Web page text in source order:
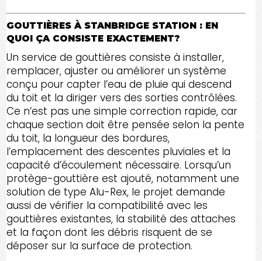
GOUTTIÈRES À STANBRIDGE STATION : EN
QUOI ÇA CONSISTE EXACTEMENT?
Un service de gouttières consiste à installer,
remplacer, ajuster ou améliorer un système
conçu pour capter l’eau de pluie qui descend
du toit et la diriger vers des sorties contrôlées.
Ce n’est pas une simple correction rapide, car
chaque section doit être pensée selon la pente
du toit, la longueur des bordures,
l’emplacement des descentes pluviales et la
capacité d’écoulement nécessaire. Lorsqu’un
protège-gouttière est ajouté, notamment une
solution de type Alu-Rex, le projet demande
aussi de vérifier la compatibilité avec les
gouttières existantes, la stabilité des attaches
et la façon dont les débris risquent de se
déposer sur la surface de protection.